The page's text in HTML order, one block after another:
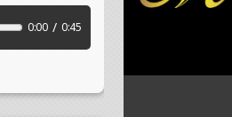
0:00 / 0:45